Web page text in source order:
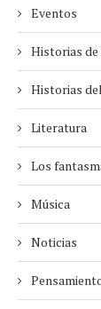
Eventos
Historias
Historias
Literatura
Los
Música
Noticias